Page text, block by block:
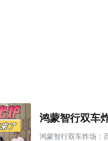
鸿蒙智行双车炸场：